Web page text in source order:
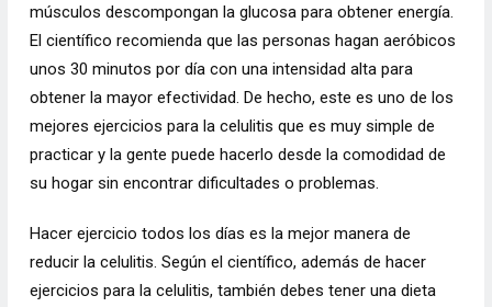
músculos descompongan la glucosa para obtener energía.
El científico recomienda que las personas hagan aeróbicos
unos 30 minutos por día con una intensidad alta para
obtener la mayor efectividad. De hecho, este es uno de los
mejores ejercicios para la celulitis que es muy simple de
practicar y la gente puede hacerlo desde la comodidad de
su hogar sin encontrar dificultades o problemas.
Hacer ejercicio todos los días es la mejor manera de
reducir la celulitis. Según el científico, además de hacer
ejercicios para la celulitis, también debes tener una dieta